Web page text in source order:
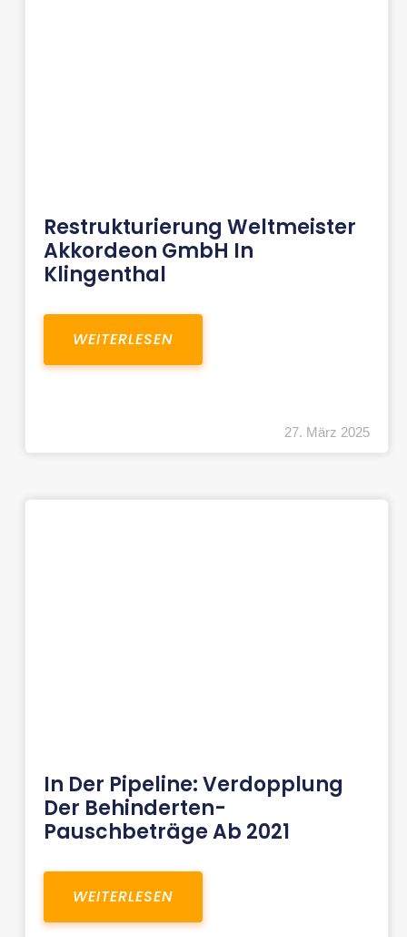
Restrukturierung Weltmeister
Akkordeon GmbH In
Klingenthal
WEITERLESEN
27. März 2025
In Der Pipeline: Verdopplung
Der Behinderten-
Pauschbeträge Ab 2021
WEITERLESEN